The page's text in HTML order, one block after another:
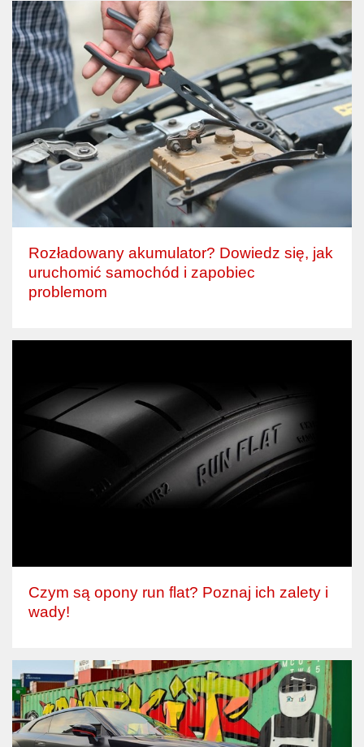
Rozładowany akumulator? Dowiedz się, jak
uruchomić samochód i zapobiec
problemom
Czym są opony run flat? Poznaj ich zalety i
wady!